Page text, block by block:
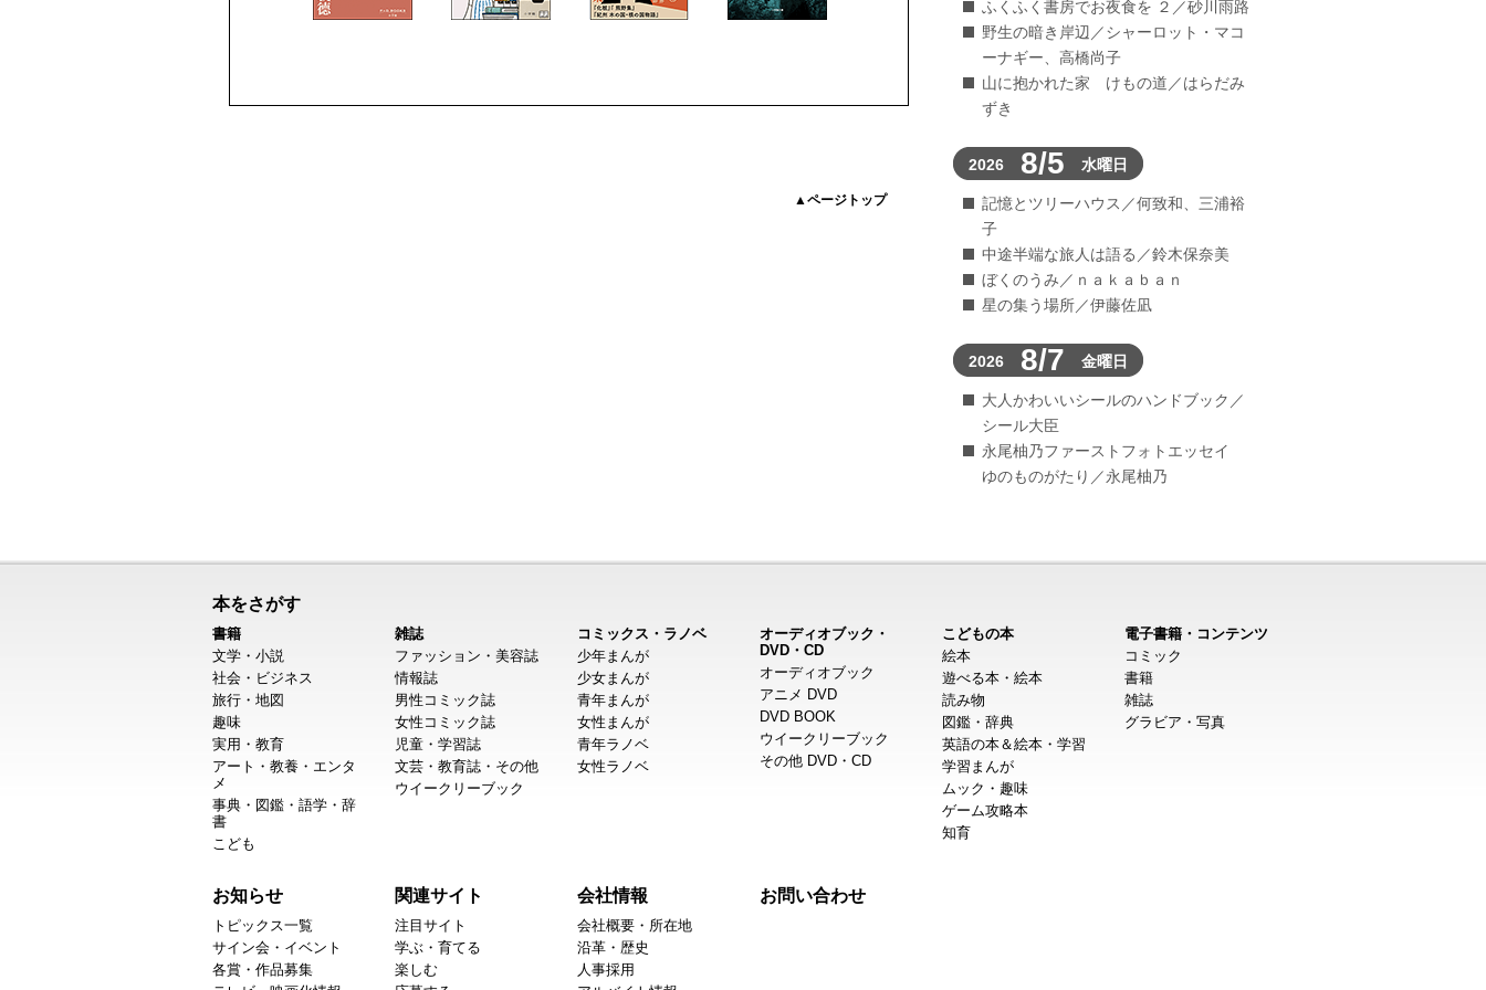
▲ページトップ
ふくふく書房でお夜食を ２／砂川雨路
野生の暗き岸辺／シャーロット・マコ
ーナギー、高橋尚子
山に抱かれた家 けもの道／はらだみ
ずき
2026 8/5 水曜日
記憶とツリーハウス／何致和、三浦裕
子
中途半端な旅人は語る／鈴木保奈美
ぼくのうみ／ｎａｋａｂａｎ
星の集う場所／伊藤佐凪
2026 8/7 金曜日
大人かわいいシールのハンドブック／
シール大臣
永尾柚乃ファーストフォトエッセイ
ゆのものがたり／永尾柚乃
本をさがす
書籍
文学・小説
社会・ビジネス
旅行・地図
趣味
実用・教育
アート・教養・エンタ
メ
事典・図鑑・語学・辞
書
こども
雑誌
ファッション・美容誌
情報誌
男性コミック誌
女性コミック誌
児童・学習誌
文芸・教育誌・その他
ウイークリーブック
コミックス・ラノベ
少年まんが
少女まんが
青年まんが
女性まんが
青年ラノベ
女性ラノベ
オーディオブック・
DVD・CD
オーディオブック
アニメ DVD
DVD BOOK
ウイークリーブック
その他 DVD・CD
こどもの本
絵本
遊べる本・絵本
読み物
図鑑・辞典
英語の本＆絵本・学習
学習まんが
ムック・趣味
ゲーム攻略本
知育
電子書籍・コンテンツ
コミック
書籍
雑誌
グラビア・写真
お知らせ
トピックス一覧
サイン会・イベント
各賞・作品募集
関連サイト
注目サイト
学ぶ・育てる
楽しむ
会社情報
会社概要・所在地
沿革・歴史
人事採用
お問い合わせ